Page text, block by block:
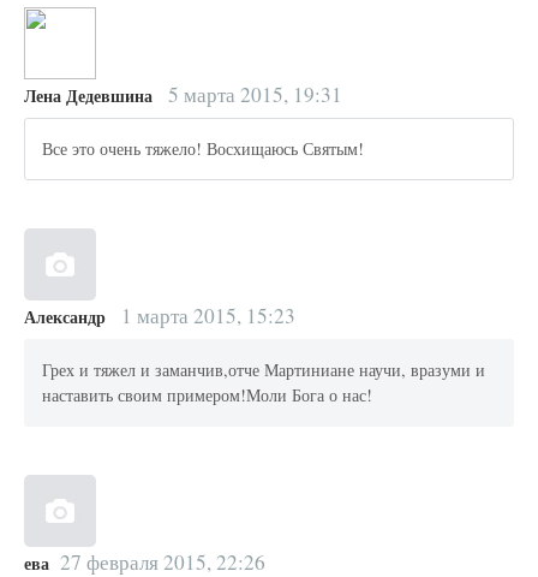
Лена Дедевшина 5 марта 2015, 19:31
Все это очень тяжело! Восхищаюсь Святым!
Александр 1 марта 2015, 15:23
Грех и тяжел и заманчив,отче Мартиниане научи, вразуми и
наставить своим примером!Моли Бога о нас!
ева 27 февраля 2015, 22:26